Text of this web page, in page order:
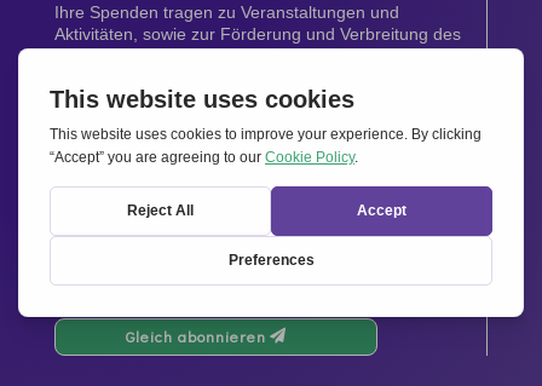
Ihre Spenden tragen zu Veranstaltungen und
Aktivitäten, sowie zur Förderung und Verbreitung des
Newsletter
Infos aus unserem Netzwerk.
Gleich abonnieren